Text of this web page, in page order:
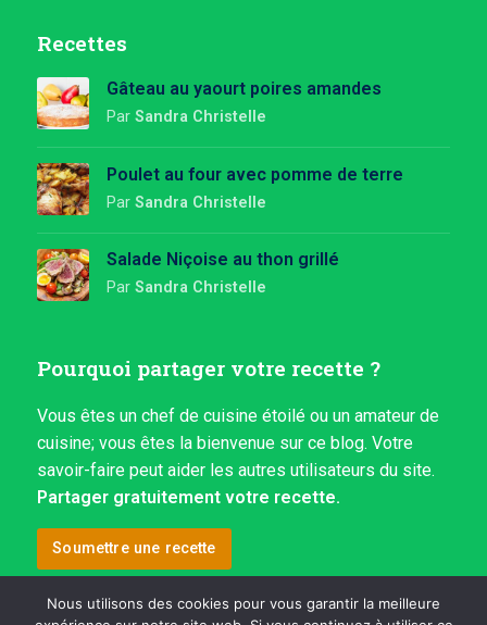
Recettes
Gâteau au yaourt poires amandes
Par Sandra Christelle
Poulet au four avec pomme de terre
Par Sandra Christelle
Salade Niçoise au thon grillé
Par Sandra Christelle
Pourquoi partager votre recette ?
Vous êtes un chef de cuisine étoilé ou un amateur de
cuisine; vous êtes la bienvenue sur ce blog. Votre
savoir-faire peut aider les autres utilisateurs du site.
Partager gratuitement votre recette.
Soumettre une recette
Nous utilisons des cookies pour vous garantir la meilleure